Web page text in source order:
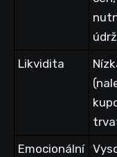
Likvidita
Emocionální